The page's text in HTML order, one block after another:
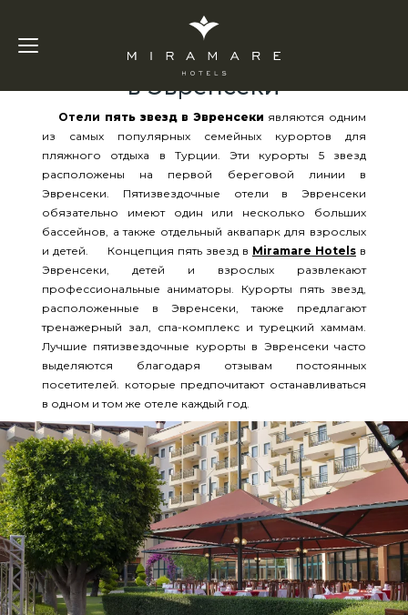
Отели Пять Звезд
в Эвренсеки
Отели пять звезд в Эвренсеки являются одним
из самых популярных семейных курортов для
пляжного отдыха в Турции. Эти курорты 5 звезд
расположены на первой береговой линии в
Эвренсеки. Пятизвездочные отели в Эвренсеки
обязательно имеют один или несколько больших
бассейнов, а также отдельный аквапарк для взрослых
и детей. Концепция пять звезд в Miramare Hotels в
Эвренсеки, детей и взрослых развлекают
профессиональные аниматоры. Курорты пять звезд,
расположенные в Эвренсеки, также предлагают
тренажерный зал, спа-комплекс и турецкий хаммам.
Лучшие пятизвездочные курорты в Эвренсеки часто
выделяются благодаря отзывам постоянных
посетителей. которые предпочитают останавливаться
в одном и том же отеле каждый год.